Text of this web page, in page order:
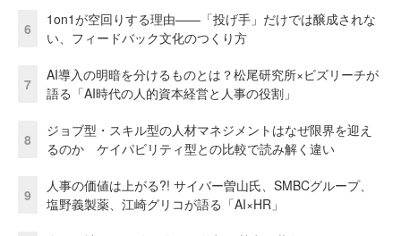
6
1on1が空回りする理由——「投げ手」だけでは醸成されな
い、フィードバック文化のつくり方
7
AI導入の明暗を分けるものとは？松尾研究所×ビズリーチが
語る「AI時代の人的資本経営と人事の役割」
8
ジョブ型・スキル型の人材マネジメントはなぜ限界を迎え
るのか ケイパビリティ型との比較で読み解く違い
9
人事の価値は上がる?! サイバー曽山氏、SMBCグループ、
塩野義製薬、江崎グリコが語る「AI×HR」